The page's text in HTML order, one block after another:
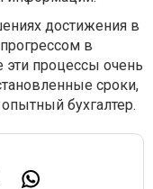
достижения в
в
эти процессы очень
сроки,
бухгалтер.